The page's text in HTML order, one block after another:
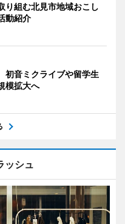
り組む北見市地域おこし
動紹介
音ミクライブや留学生
模拡大へ
ッシュ